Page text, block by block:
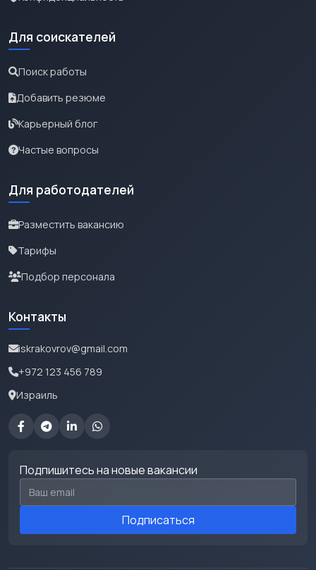
Для соискателей
Поиск работы
Добавить резюме
Карьерный блог
Частые вопросы
Для работодателей
Разместить вакансию
Тарифы
Подбор персонала
Контакты
iskrakovrov@gmail.com
+972 123 456 789
Израиль
Подпишитесь на новые вакансии
Email для подписки
Подписаться